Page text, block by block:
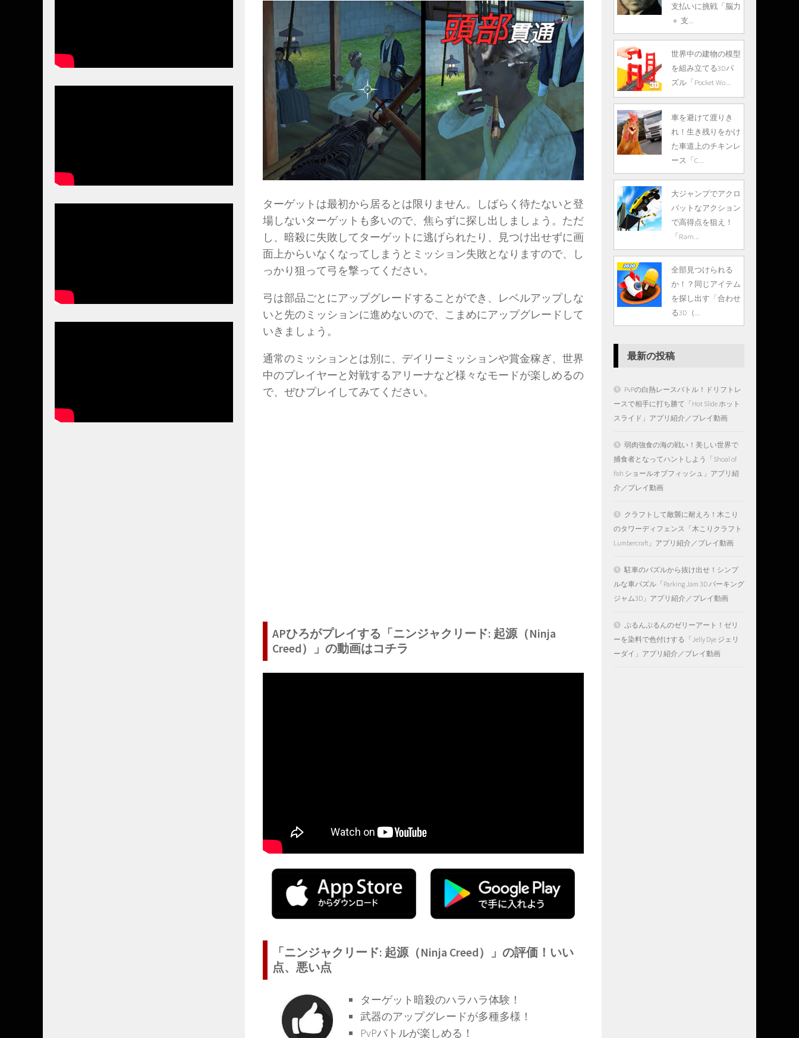
ターゲットは最初から居るとは限りません。しばらく待たないと登
場しないターゲットも多いので、焦らずに探し出しましょう。ただ
し、暗殺に失敗してターゲットに逃げられたり、見つけ出せずに画
面上からいなくなってしまうとミッション失敗となりますので、し
っかり狙って弓を撃ってください。
弓は部品ごとにアップグレードすることができ、レベルアップしな
いと先のミッションに進めないので、こまめにアップグレードして
いきましょう。
通常のミッションとは別に、デイリーミッションや賞金稼ぎ、世界
中のプレイヤーと対戦するアリーナなど様々なモードが楽しめるの
で、ぜひプレイしてみてください。
APひろがプレイする「ニンジャクリード: 起源（Ninja
Creed）」の動画はコチラ
「ニンジャクリード: 起源（Ninja Creed）」の評価！いい
点、悪い点
ターゲット暗殺のハラハラ体験！
武器のアップグレードが多種多様！
PvPバトルが楽しめる！
支払いに挑戦「脳力
＋ 支...
世界中の建物の模型
を組み立てる3Dパ
ズル「Pocket Wo...
車を避けて渡りき
れ！生き残りをかけ
た車道上のチキンレ
ース「C...
大ジャンプでアクロ
バットなアクション
で高得点を狙え！
「Ram...
全部見つけられる
か！？同じアイテム
を探し出す「合わせ
る3D（...
最新の投稿
PvPの白熱レースバトル！ドリフトレ
ースで相手に打ち勝て「Hot Slide ホット
スライド」アプリ紹介／プレイ動画
弱肉強食の海の戦い！美しい世界で
捕食者となってハントしよう「Shoal of
fish ショールオブフィッシュ」アプリ紹
介／プレイ動画
クラフトして敵襲に耐えろ！木こり
のタワーディフェンス「木こりクラフト
Lumbercraft」アプリ紹介／プレイ動画
駐車のパズルから抜け出せ！シンプ
ルな車パズル「Parking Jam 3D パーキング
ジャム3D」アプリ紹介／プレイ動画
ぷるんぷるんのゼリーアート！ゼリ
ーを染料で色付けする「Jelly Dye ジェリ
ーダイ」アプリ紹介／プレイ動画